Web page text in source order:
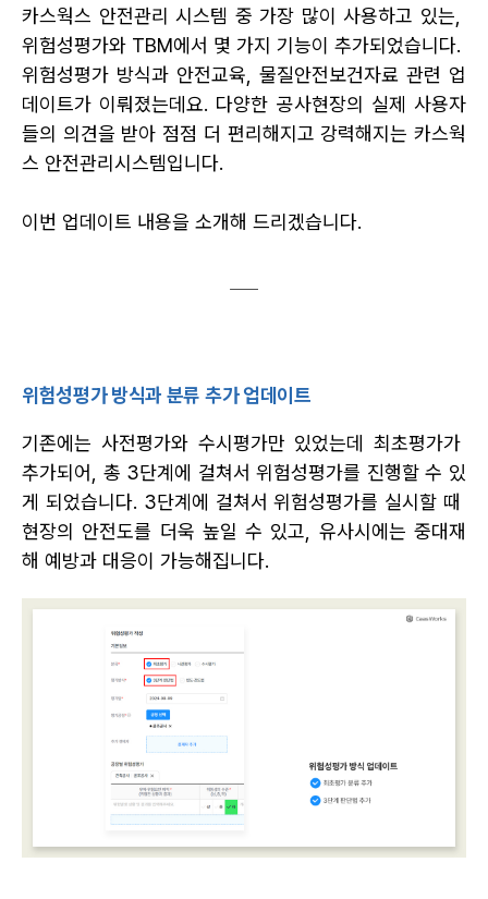
카스웍스 안전관리 시스템 중 가장 많이 사용하고 있는,
위험성평가와 TBM에서 몇 가지 기능이 추가되었습니다.
위험성평가 방식과 안전교육, 물질안전보건자료 관련 업
데이트가 이뤄졌는데요. 다양한 공사현장의 실제 사용자
들의 의견을 받아 점점 더 편리해지고 강력해지는 카스웍
스 안전관리시스템입니다.
이번 업데이트 내용을 소개해 드리겠습니다.
위험성평가 방식과 분류 추가 업데이트
기존에는 사전평가와 수시평가만 있었는데 최초평가가
추가되어, 총 3단계에 걸쳐서 위험성평가를 진행할 수 있
게 되었습니다. 3단계에 걸쳐서 위험성평가를 실시할 때
현장의 안전도를 더욱 높일 수 있고, 유사시에는 중대재
해 예방과 대응이 가능해집니다.